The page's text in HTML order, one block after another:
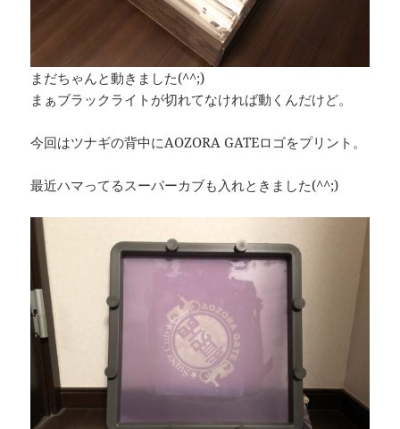
まだちゃんと動きました(^^;)
まぁブラックライトが切れてなければ動くんだけど。
今回はツナギの背中にAOZORA GATEロゴをプリント。
最近ハマってるスーパーカブも入れときました(^^;)